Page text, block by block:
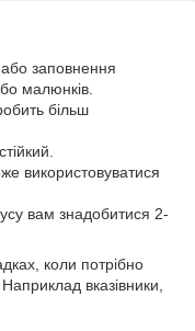
заповнення
малюнків.
більш
використовуватися
вам знадобитися 2-
коли потрібно
вказівники,